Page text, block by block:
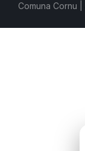
Comuna Cornu